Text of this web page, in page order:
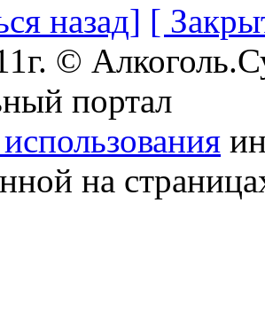
назад] [
©
портал
на